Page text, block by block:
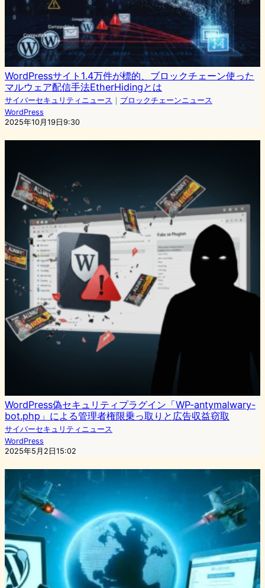
WordPressサイト1.4万件が標的、ブロックチェーン使った
マルウェア配信手法EtherHidingとは
サイバーセキュリティニュース ｜ ブロックチェーンニュース
WordPress
2025年10月19日9:30
WordPress偽セキュリティプラグイン「WP-antymalwary-
bot.php」による管理者権限乗っ取りと広告収益窃取
サイバーセキュリティニュース
WordPress
2025年5月2日15:02